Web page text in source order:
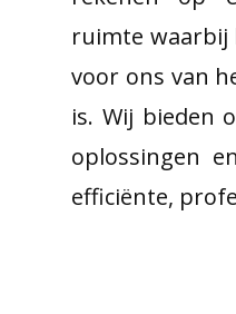
ruimte waarbij
voor ons van
is. Wij bieden
oplossingen
efficiënte,